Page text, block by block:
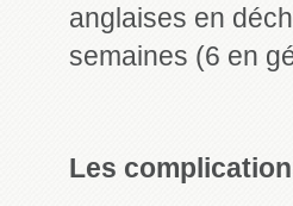
anglaises en
semaines (6 en
Les